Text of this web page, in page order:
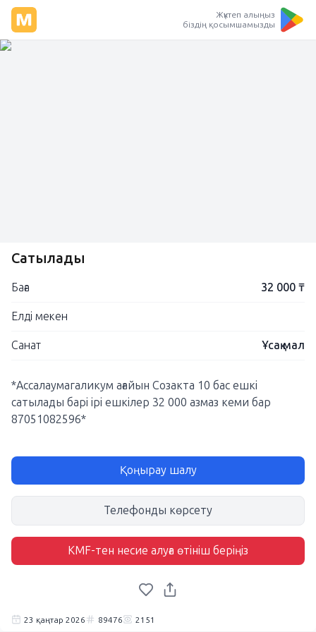
Жүктеп алыңыз
біздің қосымшамызды
Сатылады
Баға 32 000 ₸
Елді мекен
Санат Ұсақ мал
*Ассалаумагаликум ағайын Созакта 10 бас ешкі
сатылады барі ірі ешкілер 32 000 азмаз кеми бар
87051082596*
Қоңырау шалу
Телефонды көрсету
KMF-тен несие алуға өтініш беріңіз
23 қаңтар 2026 89476 2151